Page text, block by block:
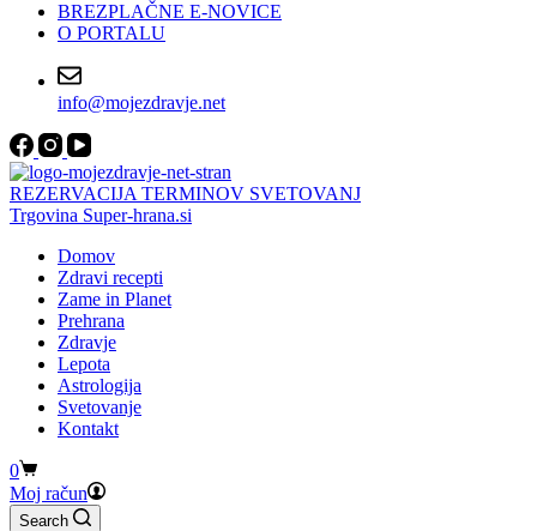
BREZPLAČNE E-NOVICE
O PORTALU
info@mojezdravje.net
REZERVACIJA TERMINOV SVETOVANJ
Trgovina Super-hrana.si
Domov
Zdravi recepti
Zame in Planet
Prehrana
Zdravje
Lepota
Astrologija
Svetovanje
Kontakt
Shopping
cart
0
Moj račun
Search